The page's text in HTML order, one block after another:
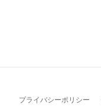
プライバシーポリシー